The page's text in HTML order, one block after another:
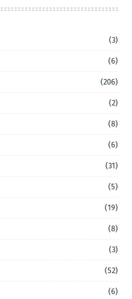
(3)
(6)
(206)
(2)
(8)
(6)
(31)
(5)
(19)
(8)
(3)
(52)
(6)